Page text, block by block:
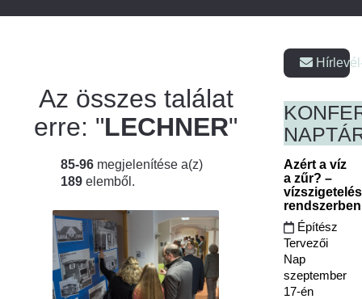
Az összes találat
erre: "LECHNER"
85-96 megjelenítése a(z)
189 elemből.
Azért a víz
a zűr? –
Építész
Tervezői
Nap
szeptember
17-én